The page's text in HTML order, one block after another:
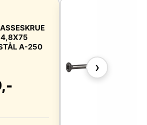
4,8X75
A-250
❯